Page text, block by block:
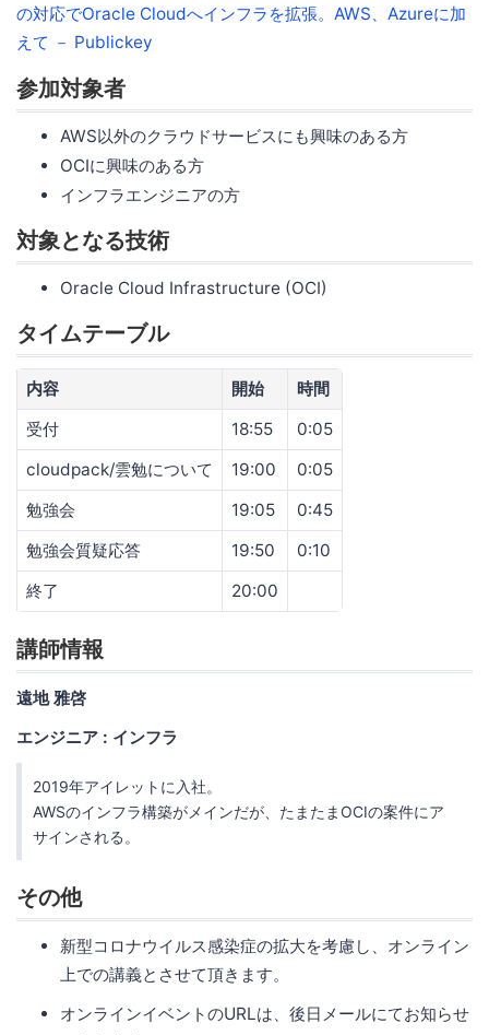
の対応でOracle Cloudへインフラを拡張。AWS、Azureに加
えて － Publickey
参加対象者
AWS以外のクラウドサービスにも興味のある方
OCIに興味のある方
インフラエンジニアの方
対象となる技術
Oracle Cloud Infrastructure (OCI)
タイムテーブル
内容 開始
時間
受付
18:55
0:05
cloudpack/雲勉について
19:00
0:05
勉強会
19:05
0:45
勉強会質疑応答
19:50
0:10
終了
20:00
講師情報
遠地 雅啓
エンジニア : インフラ
2019年アイレットに入社。
AWSのインフラ構築がメインだが、たまたまOCIの案件にア
サインされる。
その他
新型コロナウイルス感染症の拡大を考慮し、オンライン
上での講義とさせて頂きます。
オンラインイベントのURLは、後日メールにてお知らせ